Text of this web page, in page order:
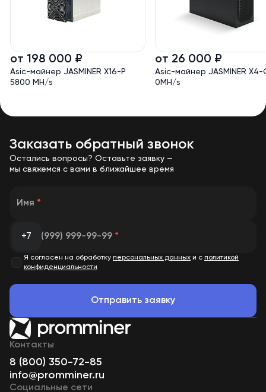
от 198 000 ₽
Asic-майнер JASMINER X16-P
5800 MH/s
от 26 000 ₽
Asic-майнер JASMINER X4-
0MH/s
Заказать обратный звонок
Остались вопросы? Оставьте заявку —
мы свяжемся с вами в ближайшее время
Имя *
+7 (999) 999-99-99 *
Я согласен на обработку персональных данных и с политикой
конфиденциальности
Отправить заявку
Контакты
8 (800) 350-72-85
info@promminer.ru
Социальные сети